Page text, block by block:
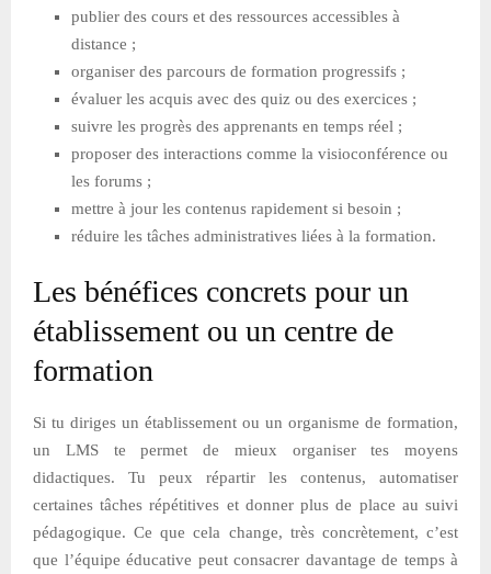
publier des cours et des ressources accessibles à
distance ;
organiser des parcours de formation progressifs ;
évaluer les acquis avec des quiz ou des exercices ;
suivre les progrès des apprenants en temps réel ;
proposer des interactions comme la visioconférence ou
les forums ;
mettre à jour les contenus rapidement si besoin ;
réduire les tâches administratives liées à la formation.
Les bénéfices concrets pour un
établissement ou un centre de
formation
Si tu diriges un établissement ou un organisme de formation,
un LMS te permet de mieux organiser tes moyens
didactiques. Tu peux répartir les contenus, automatiser
certaines tâches répétitives et donner plus de place au suivi
pédagogique. Ce que cela change, très concrètement, c’est
que l’équipe éducative peut consacrer davantage de temps à